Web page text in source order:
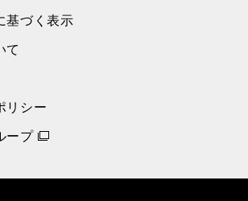
基づく表示
て
リシー
ープ